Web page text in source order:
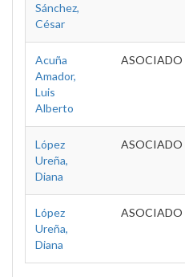
Sánchez,
César
Acuña
Amador,
Luis
Alberto
ASOCIADO
López
Ureña,
Diana
ASOCIADO
López
Ureña,
Diana
ASOCIADO